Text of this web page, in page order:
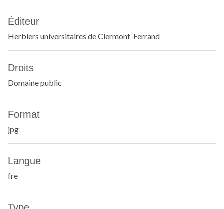
Éditeur
Herbiers universitaires de Clermont-Ferrand
Droits
Domaine public
Format
jpg
Langue
fre